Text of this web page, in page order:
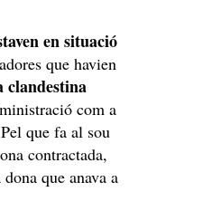
en situació
que havien
clandestina
com a
que fa al sou
contractada,
que anava a